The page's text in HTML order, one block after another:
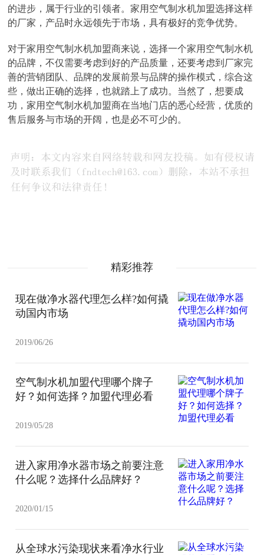
的进步，属于行业的引领者。家用空气制水机加盟选择这样
的厂家，产品时永远领先于市场，具有极好的竞争优势。
对于家用空气制水机加盟商来说，选择一个家用空气制水机
的品牌，不仅需要考虑到好的产品质量，还要考虑到厂家完
善的营销团队、品牌的发展前景与品牌的操作模式，综合这
些，做出正确的选择，也就踏上了成功。当然了，想要成
功，家用空气制水机加盟商在当地门店的悉心经营，优质的
售后服务与市场的开阔，也是必不可少的。
精彩推荐
现在做净水器代理怎么样?如何撬
动国内市场
2019/06/26
空气制水机加盟代理哪个牌子
好？如何选择？加盟代理必看
2019/05/28
进入家用净水器市场之前要注意
什么呢？选择什么品牌好？
2020/01/15
从全球水污染现状来看净水行业